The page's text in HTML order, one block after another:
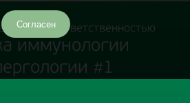
Согласенответственностью
иммунологии
#1